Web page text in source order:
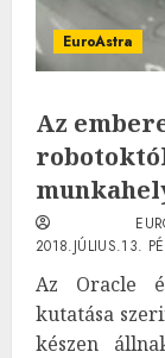
EuroAstra
Az
2018.JÚLIUS.13.
Az Oracle
kutatása
készen